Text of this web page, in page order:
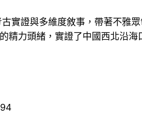
古實證與多維度敘事，帶著不
精力頭緒，實證了中國西北沿